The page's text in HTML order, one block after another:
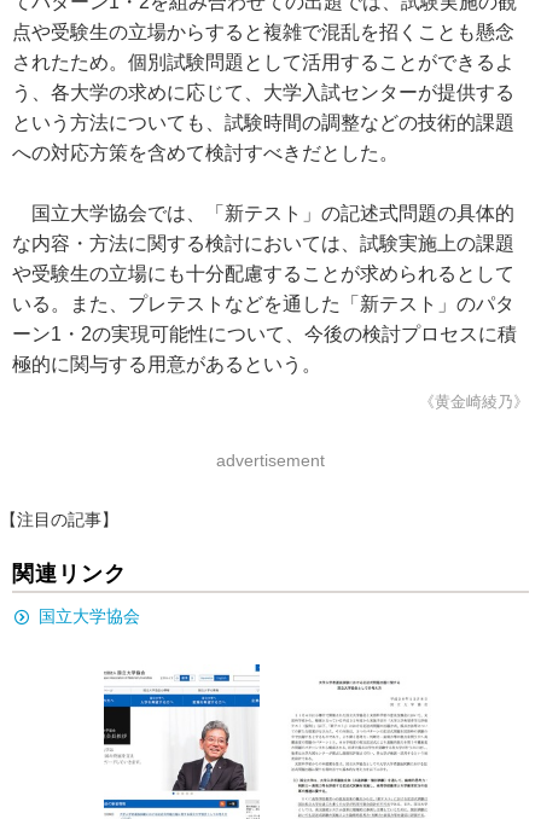
点や受験生の立場からすると複雑で混乱を招くことも懸念
されたため。個別試験問題として活用することができるよ
う、各大学の求めに応じて、大学入試センターが提供する
という方法についても、試験時間の調整などの技術的課題
への対応方策を含めて検討すべきだとした。
国立大学協会では、「新テスト」の記述式問題の具体的
な内容・方法に関する検討においては、試験実施上の課題
や受験生の立場にも十分配慮することが求められるとして
いる。また、プレテストなどを通した「新テスト」のパタ
ーン1・2の実現可能性について、今後の検討プロセスに積
極的に関与する用意があるという。
《黄金崎綾乃》
advertisement
【注目の記事】
関連リンク
国立大学協会